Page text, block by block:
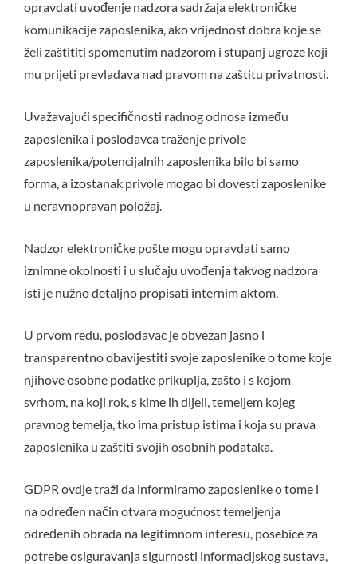
opravdati uvođenje nadzora sadržaja elektroničke
komunikacije zaposlenika, ako vrijednost dobra koje se
želi zaštititi spomenutim nadzorom i stupanj ugroze koji
mu prijeti prevladava nad pravom na zaštitu privatnosti.
Uvažavajući specifičnosti radnog odnosa između
zaposlenika i poslodavca traženje privole
zaposlenika/potencijalnih zaposlenika bilo bi samo
forma, a izostanak privole mogao bi dovesti zaposlenike
u neravnopravan položaj.
Nadzor elektroničke pošte mogu opravdati samo
iznimne okolnosti i u slučaju uvođenja takvog nadzora
isti je nužno detaljno propisati internim aktom.
U prvom redu, poslodavac je obvezan jasno i
transparentno obavijestiti svoje zaposlenike o tome koje
njihove osobne podatke prikuplja, zašto i s kojom
svrhom, na koji rok, s kime ih dijeli, temeljem kojeg
pravnog temelja, tko ima pristup istima i koja su prava
zaposlenika u zaštiti svojih osobnih podataka.
GDPR ovdje traži da informiramo zaposlenike o tome i
na određen način otvara mogućnost temeljenja
određenih obrada na legitimnom interesu, posebice za
potrebe osiguravanja sigurnosti informacijskog sustava,